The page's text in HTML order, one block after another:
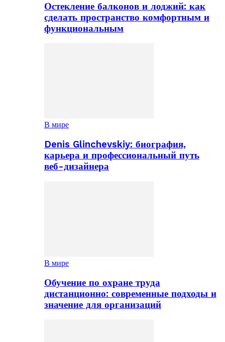
Остекление балконов и лоджий: как
сделать пространство комфортным и
функциональным
В мире
Denis Glinchevskiy: биография,
карьера и профессиональный путь
веб-дизайнера
В мире
Обучение по охране труда
дистанционно: современные подходы и
значение для организаций